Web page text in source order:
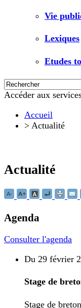
Vie
Lexiques
Etudes
Accéder aux
Accueil
> Actualité
Actualité
Agenda
Consulter l'agenda
Du 29 février
Stage de
Stage de